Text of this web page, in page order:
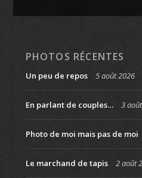
PHOTOS RÉCENTES
Un peu de repos 5 août 2026
En parlant de couples… 3
Photo de moi mais pas de moi
Le marchand de tapis 2 août